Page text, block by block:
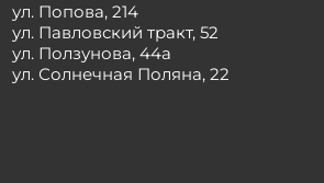
ул. Попова, 214
ул. Павловский тракт, 52
ул. Ползунова, 44а
ул. Солнечная Поляна, 22